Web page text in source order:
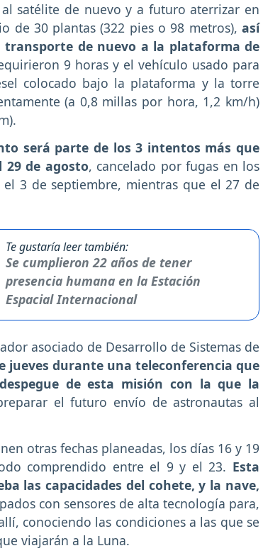
satélite de nuevo y a futuro aterrizar en
de 30 plantas (322 pies o 98 metros), así
de nuevo a la plataforma de
9 horas y el vehículo usado para
colocado bajo la plataforma y la torre
(a 0,8 millas por hora, 1,2 km/h)
será parte de los 3 intentos más que
29 de agosto, cancelado por fugas en los
3 de septiembre, mientras que el 27 de
Te gustaría leer también:
Se cumplieron 22 años de tener
presencia humana en la Estación
Espacial Internacional
asociado de Desarrollo de Sistemas de
jueves durante una teleconferencia que
de esta misión con la que la
el futuro envío de astronautas al
otras fechas planeadas, los días 16 y 19
comprendido entre el 9 y el 23. Esta
las capacidades del cohete, y la nave,
con sensores de alta tecnología para,
conociendo las condiciones a las que se
viajarán a la Luna.